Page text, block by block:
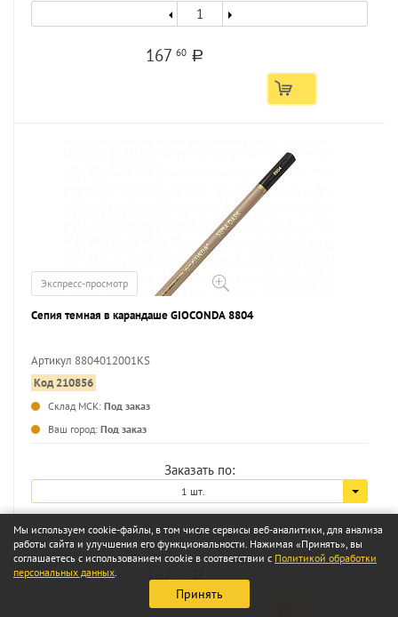
167 60 a
Экспресс-просмотр
Сепия темная в карандаше GIOCONDA 8804
Артикул 8804012001KS
Код 210856
Склад МСК: Под заказ
Ваш город: Под заказ
Заказать по:
1 шт.
167
Мы используем cookie-файлы, в том числе сервисы веб-аналитики, для анализа
работы сайта и улучшения его функциональности. Нажимая «Принять», вы
соглашаетесь с использованием cookie в соответствии с Политикой обработки
персональных данных.
Принять